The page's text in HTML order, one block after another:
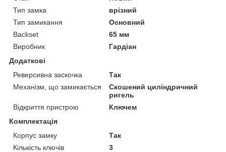
Тип замка
врізний
Тип замикання
Основний
Backset
65 мм
Виробник
Гардіан
Додаткові
Реверсивна заскочка
Так
Механізм, що замикається
Скошений циліндричний
ригель
Відкриття пристрою
Ключем
Комплектація
Корпус замку
Так
Кількість ключів
3